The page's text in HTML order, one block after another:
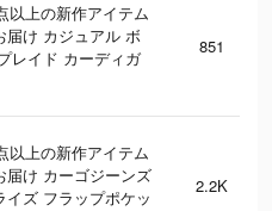
以上の新作アイテム
届け カジュアル ボ
レイド カーディガ
851
以上の新作アイテム
届け カーゴジーンズ
イズ フラップポケッ
2.2K